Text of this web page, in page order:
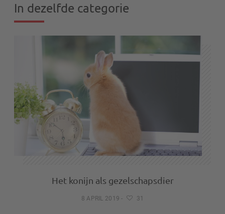
In dezelfde categorie
Het konijn als gezelschapsdier
8 APRIL 2019 - 31